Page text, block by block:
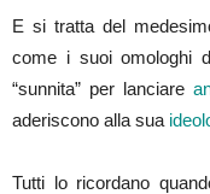
E si tratta del
come i suoi omologhi
“sunnita” per lanciare
aderiscono alla sua
Tutti lo ricordano